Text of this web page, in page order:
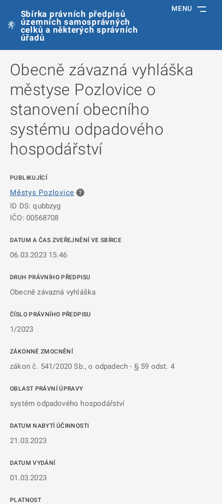
Sbírka právních předpisů
územních samosprávných
celků a některých správních
úřadů
MENU
Obecně závazná vyhláška
městyse Pozlovice o
stanovení obecního
systému odpadového
hospodářství
PUBLIKUJÍCÍ
Městys Pozlovice
ID DS: qubbzyg
IČO: 00568708
DATUM A ČAS ZVEŘEJNĚNÍ VE SBÍRCE
06.03.2023 15:46
DRUH PRÁVNÍHO PŘEDPISU
Obecně závazná vyhláška
ČÍSLO PRÁVNÍHO PŘEDPISU
1/2023
ZÁKONNÉ ZMOCNĚNÍ
zákon č. 541/2020 Sb., o odpadech - § 59 odst. 4
OBLAST PRÁVNÍ ÚPRAVY
systém odpadového hospodářství
DATUM NABYTÍ ÚČINNOSTI
21.03.2023
DATUM VYDÁNÍ
01.03.2023
PLATNOST